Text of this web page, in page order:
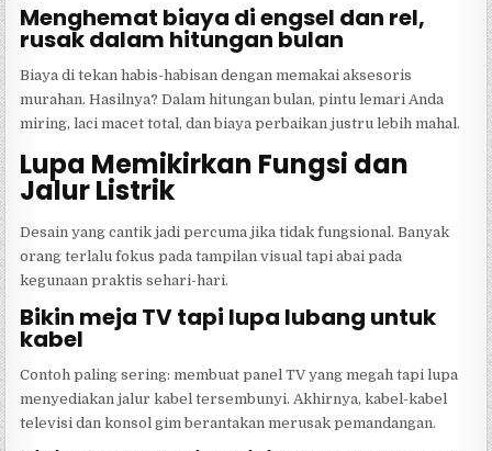
Menghemat biaya di engsel dan rel,
rusak dalam hitungan bulan
Biaya di tekan habis-habisan dengan memakai aksesoris
murahan. Hasilnya? Dalam hitungan bulan, pintu lemari Anda
miring, laci macet total, dan biaya perbaikan justru lebih mahal.
Lupa Memikirkan Fungsi dan
Jalur Listrik
Desain yang cantik jadi percuma jika tidak fungsional. Banyak
orang terlalu fokus pada tampilan visual tapi abai pada
kegunaan praktis sehari-hari.
Bikin meja TV tapi lupa lubang untuk
kabel
Contoh paling sering: membuat panel TV yang megah tapi lupa
menyediakan jalur kabel tersembunyi. Akhirnya, kabel-kabel
televisi dan konsol gim berantakan merusak pemandangan.